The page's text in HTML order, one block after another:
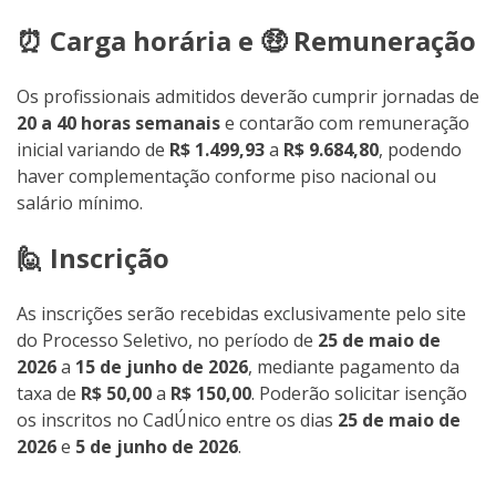
⏰ Carga horária e 🤑 Remuneração
Os profissionais admitidos deverão cumprir jornadas de
20 a 40 horas semanaise contarão com remuneração
inicial variando de R$ 1.499,93a R$ 9.684,80, podendo
haver complementação conforme piso nacional ou
salário mínimo.
🙋 Inscrição
As inscrições serão recebidas exclusivamente pelo site
do Processo Seletivo, no período de 25 de maio de
2026a 15 de junho de 2026, mediante pagamento da
taxa de R$ 50,00a R$ 150,00. Poderão solicitar isenção
os inscritos no CadÚnico entre os dias 25 de maio de
2026e 5 de junho de 2026.